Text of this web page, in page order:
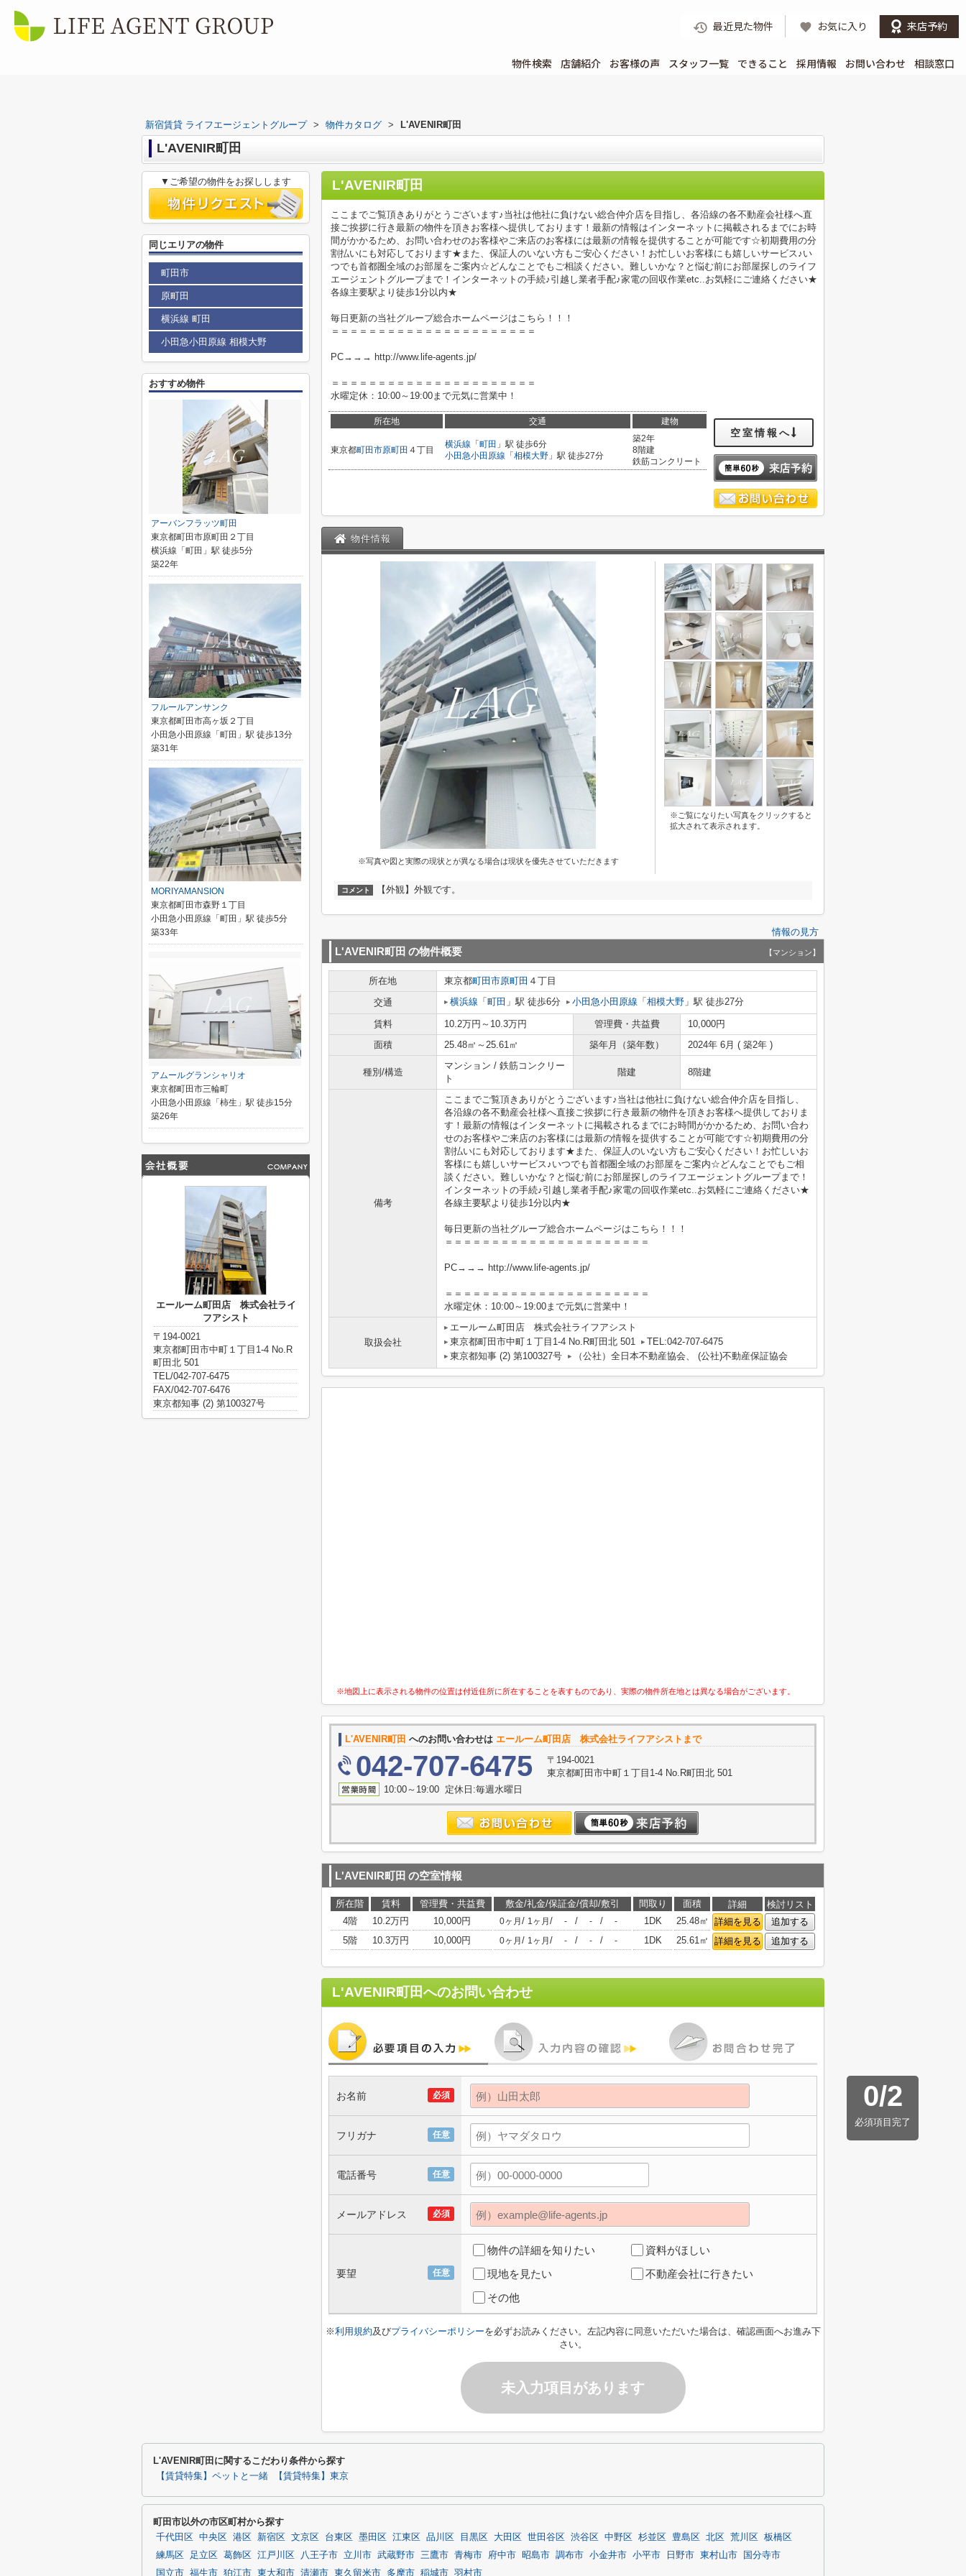
最近見た物件 お気に入り 来店予約
物件検索 店舗紹介 お客様の声 スタッフ一覧 できること 採用情報 お問い合わせ 相談窓口
新宿賃貸 ライフエージェントグループ > 物件カタログ > L'AVENIR町田
L'AVENIR町田
L'AVENIR町田
ここまでご覧頂きありがとうございます♪当社は他社に負けない総合仲介店を目指し、各沿線の各不動産会社様へ直
接ご挨拶に行き最新の物件を頂きお客様へ提供しております！最新の情報はインターネットに掲載されるまでにお時
間がかかるため、お問い合わせのお客様やご来店のお客様には最新の情報を提供することが可能です☆初期費用の分
割払いにも対応しております★また、保証人のいない方もご安心ください！お忙しいお客様にも嬉しいサービス♪い
つでも首都圏全域のお部屋をご案内☆どんなことでもご相談ください。難しいかな？と悩む前にお部屋探しのライフ
エージェントグループまで！インターネットの手続♪引越し業者手配♪家電の回収作業etc..お気軽にご連絡ください★
各線主要駅より徒歩1分以内★
毎日更新の当社グループ総合ホームページはこちら！！！
＝＝＝＝＝＝＝＝＝＝＝＝＝＝＝＝＝＝＝＝＝＝
PC→→→ http://www.life-agents.jp/
＝＝＝＝＝＝＝＝＝＝＝＝＝＝＝＝＝＝＝＝＝＝
水曜定休：10:00～19:00まで元気に営業中！
所在地 交通 建物
東京都町田市原町田 ４丁目
横浜線 「 町田 」駅 徒歩6分
小田急小田原線 「 相模大野 」駅 徒歩27分
築2年
8階建
鉄筋コンクリート
空室情報へ
物件情報
※写真や図と実際の現状とが異なる場合は現状を優先させていただきます
※ご覧になりたい写真をクリックすると
拡大されて表示されます。
コメント 【外観】外観です。
情報の見方
L'AVENIR町田 の物件概要 【マンション】
所在地 東京都町田市原町田 ４丁目
交通
横浜線 「 町田 」駅 徒歩6分 小田急小田原線 「 相模大野 」駅 徒歩27分
賃料 10.2万円～10.3万円 管理費・共益費
10,000円
面積
25.48㎡～25.61㎡ 築年月（築年数） 2024年 6月 ( 築2年 )
種別/構造
マンション / 鉄筋コンクリー
ト
階建 8階建
備考
ここまでご覧頂きありがとうございます♪当社は他社に負けない総合仲介店を目指し、
各沿線の各不動産会社様へ直接ご挨拶に行き最新の物件を頂きお客様へ提供しておりま
す！最新の情報はインターネットに掲載されるまでにお時間がかかるため、お問い合わ
せのお客様やご来店のお客様には最新の情報を提供することが可能です☆初期費用の分
割払いにも対応しております★また、保証人のいない方もご安心ください！お忙しいお
客様にも嬉しいサービス♪いつでも首都圏全域のお部屋をご案内☆どんなことでもご相
談ください。難しいかな？と悩む前にお部屋探しのライフエージェントグループまで！
インターネットの手続♪引越し業者手配♪家電の回収作業etc..お気軽にご連絡ください★
各線主要駅より徒歩1分以内★
毎日更新の当社グループ総合ホームページはこちら！！！
＝＝＝＝＝＝＝＝＝＝＝＝＝＝＝＝＝＝＝＝＝＝
PC→→→ http://www.life-agents.jp/
＝＝＝＝＝＝＝＝＝＝＝＝＝＝＝＝＝＝＝＝＝＝
水曜定休：10:00～19:00まで元気に営業中！
取扱会社
エールーム町田店 株式会社ライフアシスト
東京都町田市中町１丁目1-4 No.R町田北 501
TEL:042-707-6475
東京都知事 (2) 第100327号
（公社）全日本不動産協会、 (公社)不動産保証協会
※地図上に表示される物件の位置は付近住所に所在することを表すものであり、実際の物件所在地とは異なる場合がございます。
L'AVENIR町田 へのお問い合わせは エールーム町田店 株式会社ライフアシストまで
042-707-6475
〒194-0021
東京都町田市中町１丁目1-4 No.R町田北 501
10:00～19:00 定休日:毎週水曜日
L'AVENIR町田 の空室情報
所在階 賃料 管理費・共益費 敷金/礼金/保証金/償却/敷引 間取り 面積 詳細
検討リスト
4階
10.2万円 10,000円 0ヶ月 / 1ヶ月 / - / - / - 1DK 25.48㎡ 詳細を見る
追加する
5階
10.3万円 10,000円 0ヶ月 / 1ヶ月 / - / - / - 1DK 25.61㎡ 詳細を見る 追加する
L'AVENIR町田へのお問い合わせ
0/2
必須項目完了
必須
お名前
任意
フリガナ
任意
電話番号
必須
メールアドレス
任意
要望
物件の詳細を知りたい
資料がほしい
現地を見たい
不動産会社に行きたい
その他
※利用規約及びプライバシーポリシーを必ずお読みください。左記内容に同意いただいた場合は、確認画面へお進み下
さい。
未入力項目があります
▼ご希望の物件をお探しします
同じエリアの物件
町田市
原町田
横浜線 町田
小田急小田原線 相模大野
おすすめ物件
アーバンフラッツ町田
東京都町田市原町田２丁目
横浜線「町田」駅 徒歩5分
築22年
フルールアンサンク
東京都町田市高ヶ坂２丁目
小田急小田原線「町田」駅 徒歩13分
築31年
MORIYAMANSION
東京都町田市森野１丁目
小田急小田原線「町田」駅 徒歩5分
築33年
アムールグランシャリオ
東京都町田市三輪町
小田急小田原線「柿生」駅 徒歩15分
築26年
エールーム町田店 株式会社ライ
フアシスト
〒194-0021
東京都町田市中町１丁目1-4 No.R
町田北 501
TEL/042-707-6475
FAX/042-707-6476
東京都知事 (2) 第100327号
L'AVENIR町田に関するこだわり条件から探す
【賃貸特集】ペットと一緒 【賃貸特集】東京
町田市以外の市区町村から探す
千代田区 中央区 港区 新宿区 文京区 台東区 墨田区 江東区 品川区 目黒区 大田区 世田谷区 渋谷区 中野区 杉並区 豊島区 北区 荒川区
板橋区
練馬区
足立区 葛飾区 江戸川区 八王子市 立川市 武蔵野市 三鷹市 青梅市 府中市 昭島市 調布市 小金井市 小平市 日野市 東村山市
国分寺市
国立市 福生市 狛江市 東大和市 清瀬市 東久留米市 多摩市 稲城市 羽村市